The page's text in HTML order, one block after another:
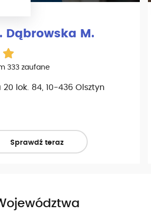
Dąbrowska M.
333 zaufane
lok. 84, 10-436 Olsztyn
Sprawdź teraz